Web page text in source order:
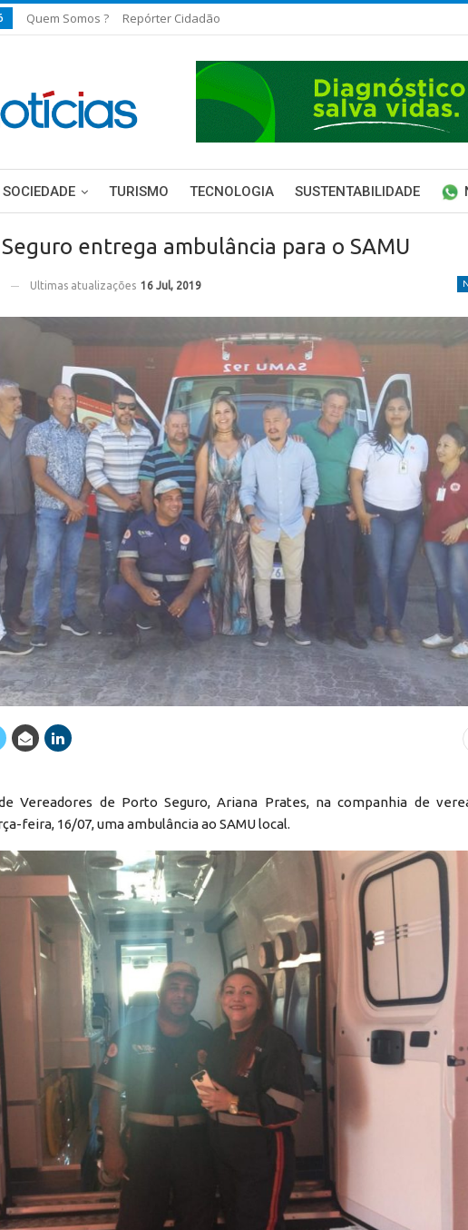
Quem Somos ? Repórter Cidadão
SOCIEDADE TURISMO TECNOLOGIA SUSTENTABILIDADE
entrega ambulância para o SAMU
Ultimas atualizações 16 Jul, 2019
Vereadores de Porto Seguro, Ariana Prates, na companhia de
feira, 16/07, uma ambulância ao SAMU local.